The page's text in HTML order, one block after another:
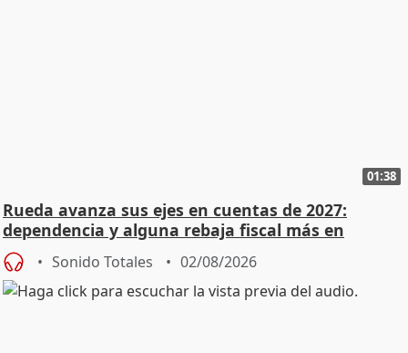
01:38
Rueda avanza sus ejes en cuentas de 2027:
dependencia y alguna rebaja fiscal más en
vivienda
Sonido Totales 02/08/2026